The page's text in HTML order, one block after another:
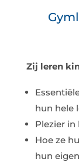
Zij leren
hun hele
Plezier in
Hoe ze
hun